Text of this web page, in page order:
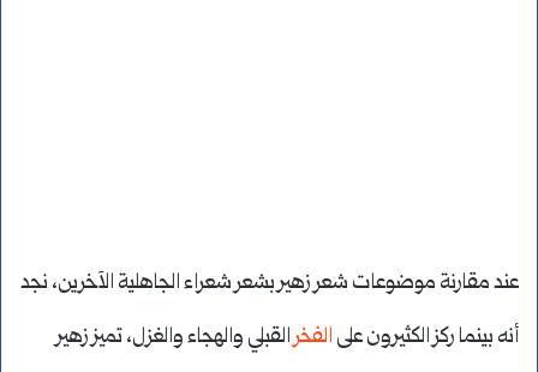
عند مقارنة موضوعات شعر زهير بشعر شعراء الجاهلية الآخرين، نجد
أنه بينما ركز الكثيرون على الفخرالقبلي والهجاء والغزل، تميز زهير